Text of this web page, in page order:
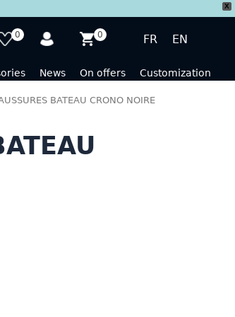
X
0 0 FR EN
News On offers Customization
BATEAU CRONO NOIRE